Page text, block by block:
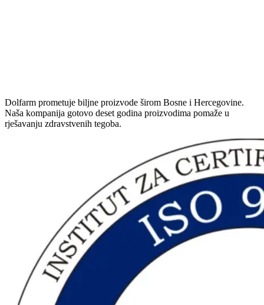
Dolfarm prometuje biljne proizvode širom Bosne i Hercegovine.
Naša kompanija gotovo deset godina proizvodima pomaže u
rješavanju zdravstvenih tegoba.